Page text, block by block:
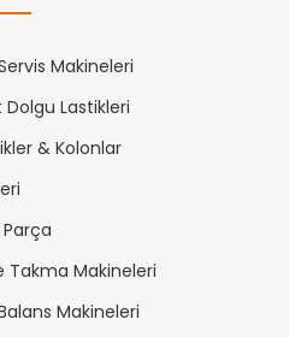
Makineleri
Dolgu Lastikleri
& Kolonlar
Takma Makineleri
Makineleri